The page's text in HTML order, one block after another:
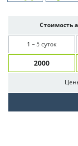
Стоимость
1 – 5 суток
2000